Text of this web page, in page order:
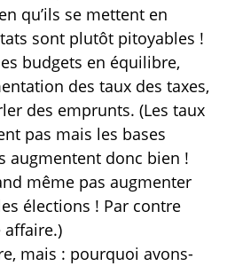
qu’ils se mettent en
sont plutôt pitoyables !
budgets en équilibre,
des taux des taxes,
des emprunts. (Les taux
pas mais les bases
augmentent donc bien !
même pas augmenter
élections ! Par contre
affaire.)
mais : pourquoi avons-